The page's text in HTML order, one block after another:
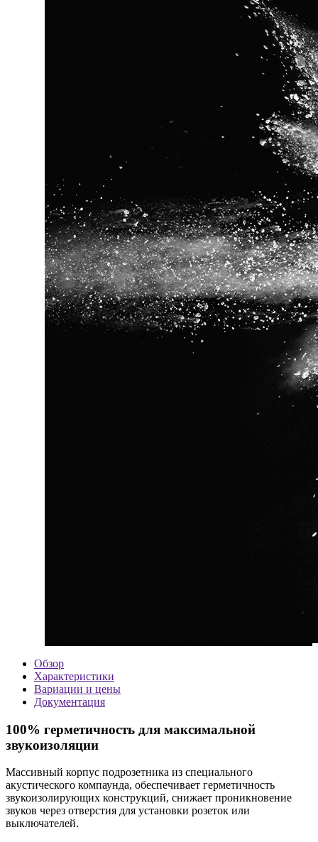
Обзор
Характеристики
Вариации и цены
Документация
100% герметичность для максимальной
звукоизоляции
Массивный корпус подрозетника из специального
акустического компаунда, обеспечивает герметичность
звукоизолирующих конструкций, снижает проникновение
звуков через отверстия для установки розеток или
выключателей.